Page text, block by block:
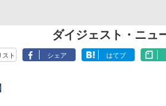
ダイジェスト・ニュ
スト シェア はてブ